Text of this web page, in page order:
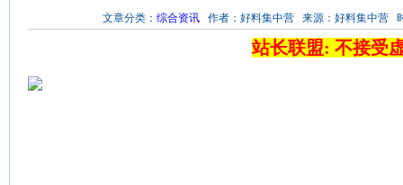
文章分类： 综合资讯 作者：好料集中营 来源：好料集中营
站长联盟: 不接受